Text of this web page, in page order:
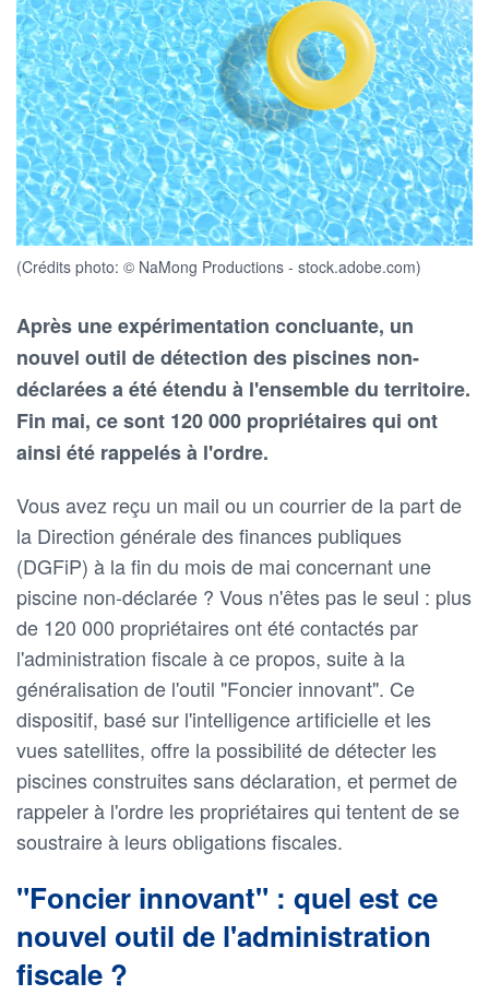
(Crédits photo: © NaMong Productions - stock.adobe.com)
Après une expérimentation concluante, un
nouvel outil de détection des piscines non-
déclarées a été étendu à l'ensemble du territoire.
Fin mai, ce sont 120 000 propriétaires qui ont
ainsi été rappelés à l'ordre.
Vous avez reçu un mail ou un courrier de la part de
la Direction générale des finances publiques
(DGFiP) à la fin du mois de mai concernant une
piscine non-déclarée ? Vous n'êtes pas le seul : plus
de 120 000 propriétaires ont été contactés par
l'administration fiscale à ce propos, suite à la
généralisation de l'outil "Foncier innovant". Ce
dispositif, basé sur l'intelligence artificielle et les
vues satellites, offre la possibilité de détecter les
piscines construites sans déclaration, et permet de
rappeler à l'ordre les propriétaires qui tentent de se
soustraire à leurs obligations fiscales.
"Foncier innovant" : quel est ce
nouvel outil de l'administration
fiscale ?